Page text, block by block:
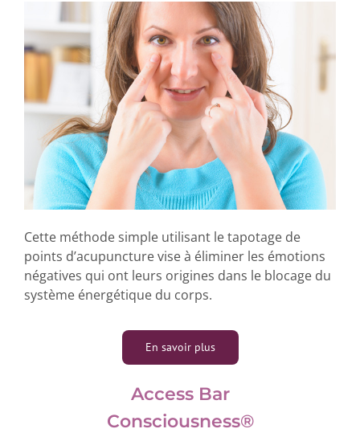
Cette méthode simple utilisant le tapotage de
points d’acupuncture vise à éliminer les émotions
négatives qui ont leurs origines dans le blocage du
système énergétique du corps.
En savoir plus
Access Bar
Consciousness®